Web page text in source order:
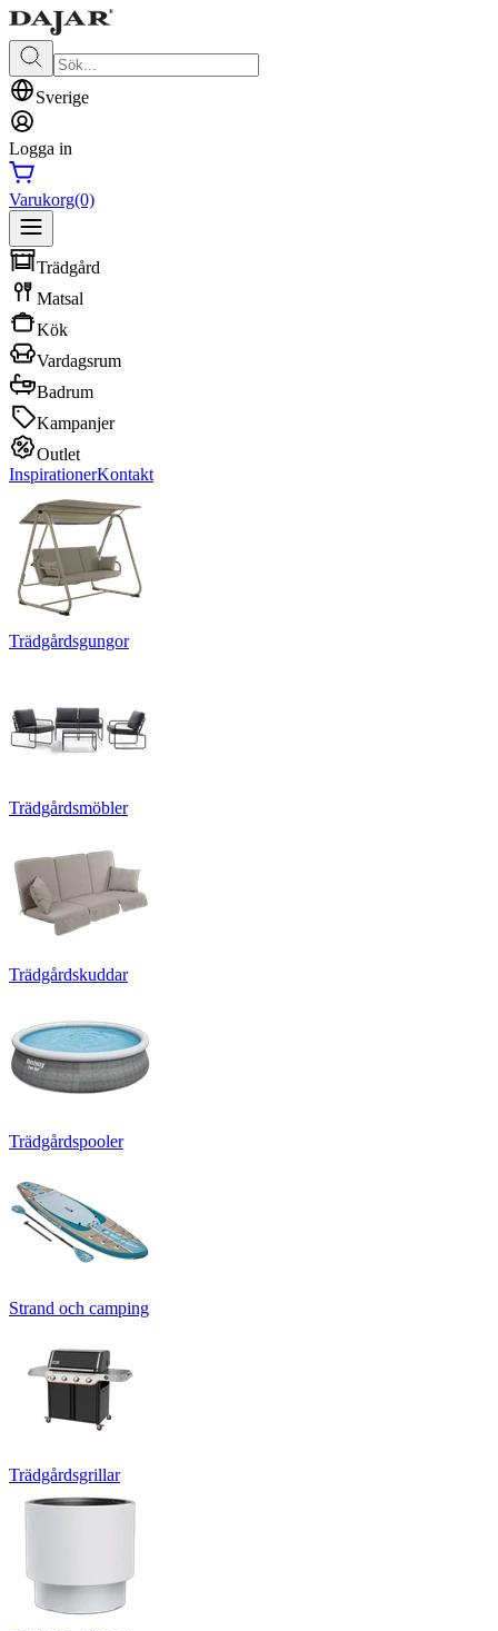
Sverige
Logga in
Varukorg(0)
Trädgård
Matsal
Kök
Vardagsrum
Badrum
Kampanjer
Outlet
InspirationerKontakt
Trädgårdsgungor
Trädgårdsmöbler
Trädgårdskuddar
Trädgårdspooler
Strand och camping
Trädgårdsgrillar